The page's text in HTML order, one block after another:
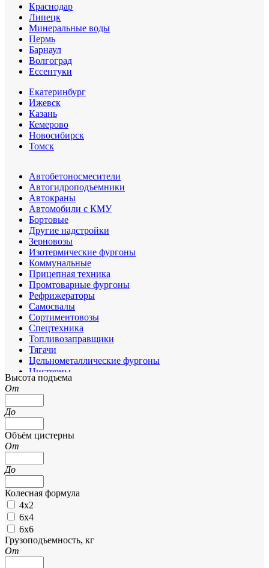
Краснодар
Липецк
Минеральные воды
Пермь
Барнаул
Волгоград
Еcсентуки
Екатеринбург
Ижевск
Казань
Кемерово
Новосибирск
Томск
Автобетоносмесители
Автогидроподъемники
Автокраны
Автомобили с КМУ
Бортовые
Другие надстройки
Зерновозы
Изотермические фургоны
Коммунальные
Прицепная техника
Промтоварные фургоны
Рефрижераторы
Самосвалы
Сортиментовозы
Спецтехника
Топливозаправщики
Тягачи
Цельнометаллические фургоны
Цистерны
Шасси
Высота подъема
От
До
Объём цистерны
От
До
Колесная формула
4х2
6х4
6х6
Грузоподъемность, кг
От